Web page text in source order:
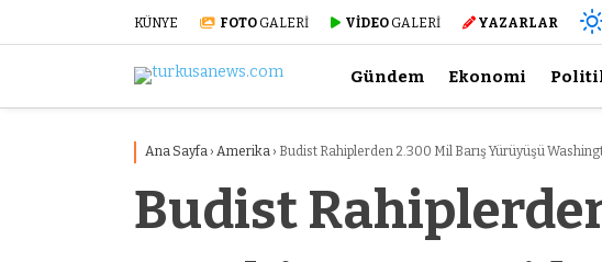
KÜNYE FOTO GALERİ VİDEO GALERİ YAZARLAR
Gündem Ekonomi
Ana Sayfa › Amerika › Budist Rahiplerden 2.300 Mil Barış Yürüyüşü
Budist